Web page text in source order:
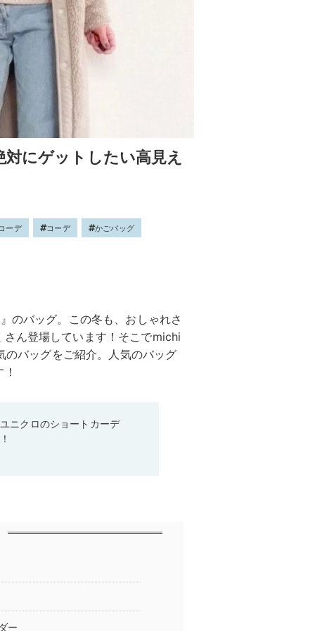
にゲットしたい高見え
ーデ コーデ かごバッグ
のバッグ。この冬も、おしゃれさ
ん登場しています！そこでmichi
バッグをご紹介。人気のバッグ
ニクロのショートカーデ
ー